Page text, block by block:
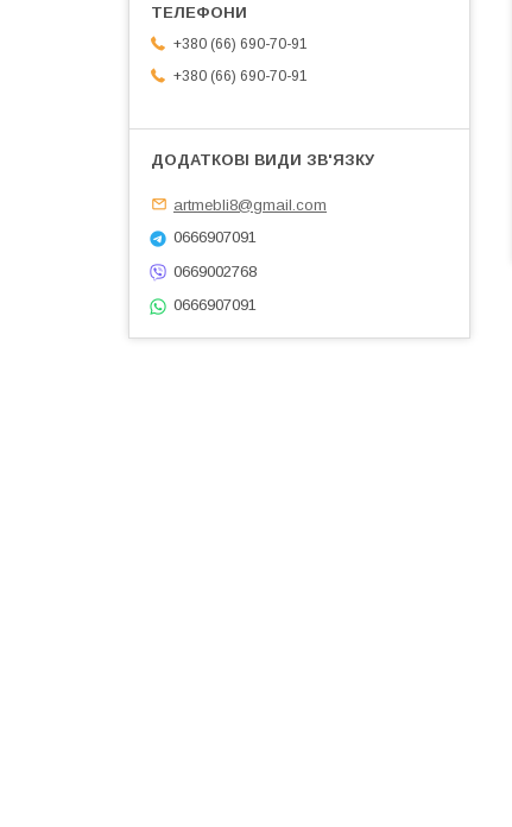
+380 (66) 690-70-91
+380 (66) 690-70-91
artmebli8@gmail.com
0666907091
0669002768
0666907091